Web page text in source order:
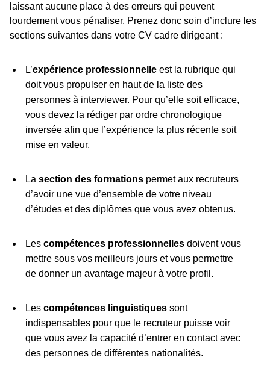
laissant aucune place à des erreurs qui peuvent
lourdement vous pénaliser. Prenez donc soin d’inclure les
sections suivantes dans votre CV cadre dirigeant :
L’expérience professionnelleest la rubrique qui
doit vous propulser en haut de la liste des
personnes à interviewer. Pour qu’elle soit efficace,
vous devez la rédiger par ordre chronologique
inversée afin que l’expérience la plus récente soit
mise en valeur.
La section des formationspermet aux recruteurs
d’avoir une vue d’ensemble de votre niveau
d’études et des diplômes que vous avez obtenus.
Les compétences professionnellesdoivent vous
mettre sous vos meilleurs jours et vous permettre
de donner un avantage majeur à votre profil.
Les compétences linguistiquessont
indispensables pour que le recruteur puisse voir
que vous avez la capacité d’entrer en contact avec
des personnes de différentes nationalités.